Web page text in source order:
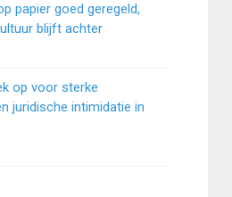
papier goed geregeld,
blijft achter
op voor sterke
juridische intimidatie in